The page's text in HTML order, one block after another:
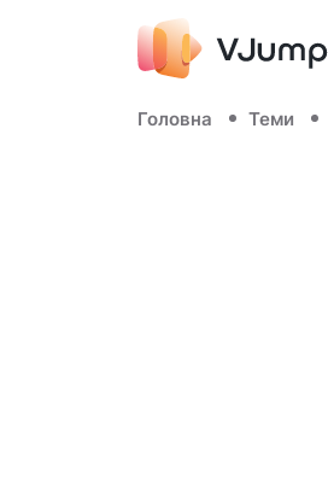
Головна Теми